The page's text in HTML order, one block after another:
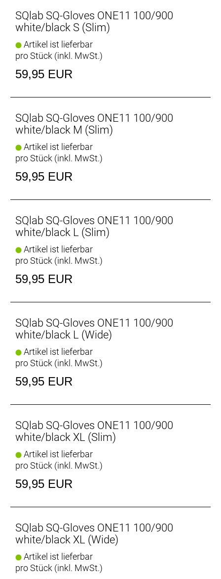
SQlab SQ-Gloves ONE11 100/900
white/black S (Slim)
Artikel ist lieferbar
pro Stück (inkl. MwSt.)
59,95 EUR
SQlab SQ-Gloves ONE11 100/900
white/black M (Slim)
Artikel ist lieferbar
pro Stück (inkl. MwSt.)
59,95 EUR
SQlab SQ-Gloves ONE11 100/900
white/black L (Slim)
Artikel ist lieferbar
pro Stück (inkl. MwSt.)
59,95 EUR
SQlab SQ-Gloves ONE11 100/900
white/black L (Wide)
Artikel ist lieferbar
pro Stück (inkl. MwSt.)
59,95 EUR
SQlab SQ-Gloves ONE11 100/900
white/black XL (Slim)
Artikel ist lieferbar
pro Stück (inkl. MwSt.)
59,95 EUR
SQlab SQ-Gloves ONE11 100/900
white/black XL (Wide)
Artikel ist lieferbar
pro Stück (inkl. MwSt.)